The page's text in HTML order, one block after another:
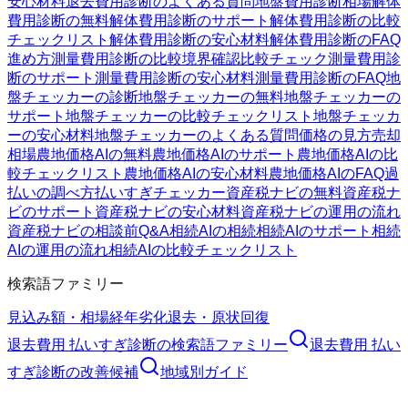
費用診断の無料解体費用診断のサポート 解体費用診断の比較
チェックリスト 解体費用診断の安心材料解体費用診断のFAQ
進め方測量費用診断の比較境界確認比較チェック測量費用診
断のサポート 測量費用診断の安心材料測量費用診断のFAQ地
盤チェッカーの診断地盤チェッカーの無料地盤チェッカーの
サポート 地盤チェッカーの比較チェックリスト 地盤チェッカ
ーの安心材料地盤チェッカーのよくある質問価格の見方売却
相場農地価格AIの無料農地価格AIのサポート 農地価格AIの比
較チェックリスト 農地価格AIの安心材料農地価格AIのFAQ過
払いの調べ方払いすぎチェッカー資産税ナビの無料資産税ナ
ビのサポート 資産税ナビの安心材料資産税ナビの運用の流れ
資産税ナビの相談前Q&A相続AIの相続相続AIのサポート 相続
AIの運用の流れ相続AIの比較チェックリスト
検索語ファミリー
見込み額・相場経年劣化退去・原状回復
退去費用 払いすぎ診断の検索語ファミリー
退去費用 払い
すぎ診断の改善候補 地域別ガイド